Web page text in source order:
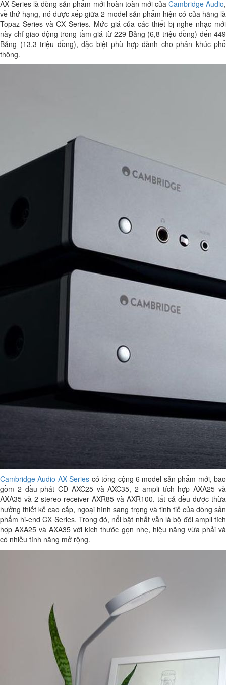
AX Series là dòng sản phẩm mới hoàn toàn mới của Cambridge Audio,
về thứ hạng, nó được xếp giữa 2 model sản phẩm hiện có của hãng là
Topaz Series và CX Series. Mức giá của các thiết bị nghe nhạc mới
này chỉ giao động trong tầm giá từ 229 Bảng (6,8 triệu đồng) đến 449
Bảng (13,3 triệu đồng), đặc biệt phù hợp dành cho phân khúc phổ
thông.
Cambridge Audio AX Series có tổng cộng 6 model sản phẩm mới, bao
gồm 2 đầu phát CD AXC25 và AXC35, 2 ampli tích hợp AXA25 và
AXA35 và 2 stereo receiver AXR85 và AXR100, tất cả đều được thừa
hưởng thiết kế cao cấp, ngoại hình sang trọng và tinh tiế của dòng sản
phẩm hi-end CX Series. Trong đó, nổi bật nhất vẫn là bộ đôi ampli tích
hợp AXA25 và AXA35 với kích thước gọn nhẹ, hiệu năng vừa phải và
có nhiều tính năng mở rộng.